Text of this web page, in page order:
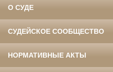
О СУДЕ
СУДЕЙСКОЕ СООБЩЕСТВО
НОРМАТИВНЫЕ АКТЫ